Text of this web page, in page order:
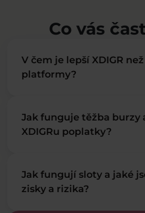
Co vás
V čem je lepší XDIGR
platformy?
Jak funguje těžba burzy
XDIGRu poplatky?
Jak fungují sloty a jaké
zisky a rizika?